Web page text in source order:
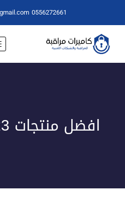
0556272661
افضل منتجات Zkteco 2023